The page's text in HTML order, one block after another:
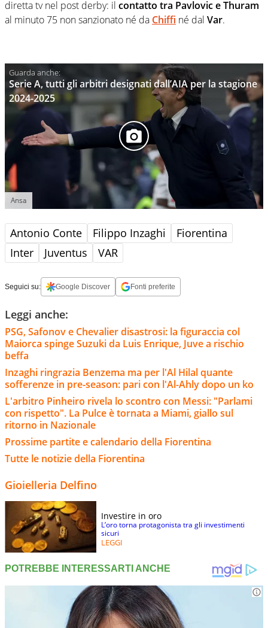
diretta tv nel post derby: il contatto tra Pavlovic e Thuram
al minuto 75 non sanzionato né da Chiffi né dal Var.
Serie A, tutti gli arbitri designati dall’AIA per la stagione
2024-2025
Ansa
Antonio Conte Filippo Inzaghi
Fiorentina
Inter
Juventus VAR
Seguici su: Google Discover Fonti preferite
Leggi anche:
PSG, Safonov e Chevalier disastrosi: la figuraccia col
Maiorca spinge Suzuki da Luis Enrique, Juve a rischio
beffa
Inzaghi ringrazia Benzema ma per l'Al Hilal quante
sofferenze in pre-season: pari con l'Al-Ahly dopo un ko
L'arbitro Pinheiro rivela lo scontro con Messi: "Parlami
con rispetto". La Pulce è tornata a Miami, giallo sul
ritorno in Nazionale
Prossime partite e calendario della Fiorentina
Tutte le notizie della Fiorentina
Gioielleria Delfino
Investire in oro
L’oro torna protagonista tra gli investimenti
sicuri
LEGGI